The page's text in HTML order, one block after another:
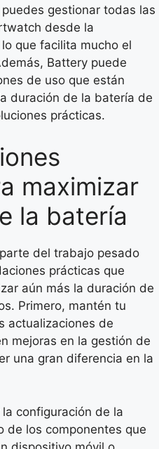
gestionar todas las
desde la
que facilita mucho el
Battery puede
de uso que están
duración de la batería de
prácticas.
maximizar
la batería
del trabajo pesado
prácticas que
aún más la duración de
Primero, mantén tu
actualizaciones de
mejoras en la gestión de
una gran diferencia en la
configuración de la
de los componentes que